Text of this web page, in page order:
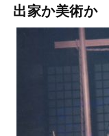
出家か美術か